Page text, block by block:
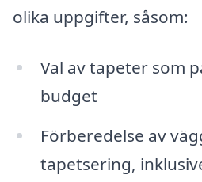
olika uppgifter, såsom:
Val av tapeter som
budget
Förberedelse av
tapetsering,